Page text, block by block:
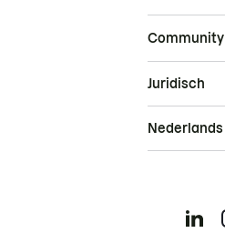
Community
Juridisch
Nederlands